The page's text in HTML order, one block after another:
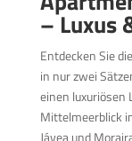
– Luxus
Entdecken Sie
in nur zwei
einen luxuriösen
Mittelmeerblick
Jávea und